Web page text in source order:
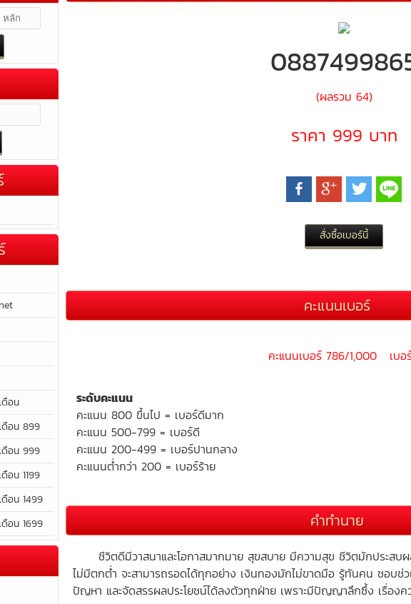
ดือน
ดือน 899
ดือน 999
อน 1199
อน 1499
อน 1699
(ผลรวม 64)
ราคา 999 บาท
คะแนนเบอร์
คะแนนเบอร์ 786/1,000 เบอ
ระดับคะแนน
คะแนน 800 ขึ้นไป = เบอร์ดีมาก
คะแนน 500-799 = เบอร์ดี
คะแนน 200-499 = เบอร์ปานกลาง
คะแนนต่ำกว่า 200 = เบอร์ร้าย
คำทำนาย
ชีวิตดีมีวาสนาและโอกาสมากมาย สุขสบาย มีความสุข ชีวิตมักประสบผล
ไม่มีตกต่ำ จะสามารถรอดได้ทุกอย่าง เงินทองมักไม่ขาดมือ รู้ทันคน ชอบช่
ปัญหา และจัดสรรผลประโยชน์ได้ลงตัวทุกฝ่าย เพราะมีปัญญาลึกซึ้ง เรื่อง